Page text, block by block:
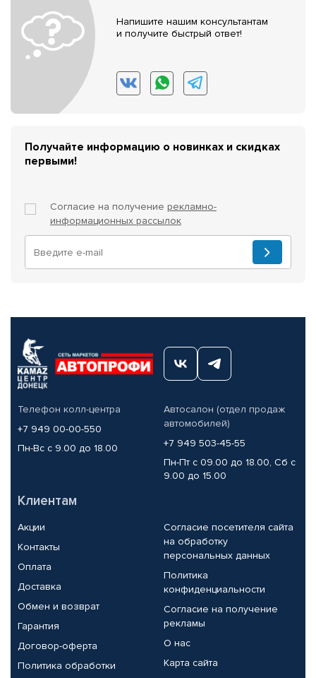
Напишите нашим консультантам
и получите быстрый ответ!
Получайте информацию о новинках и скидках
первыми!
Согласие на получение рекламно-
информационных рассылок
Телефон колл-центра
+7 949 00-00-550
Пн-Вс с 9.00 до 18.00
Автосалон (отдел продаж
автомобилей)
+7 949 503-45-55
Пн-Пт с 09.00 до 18.00, Сб с
9.00 до 15.00
Клиентам
Акции
Контакты
Оплата
Доставка
Обмен и возврат
Гарантия
Договор-оферта
Политика обработки
Согласие посетителя сайта
на обработку
персональных данных
Политика
конфиденциальности
Согласие на получение
рекламы
О нас
Карта сайта